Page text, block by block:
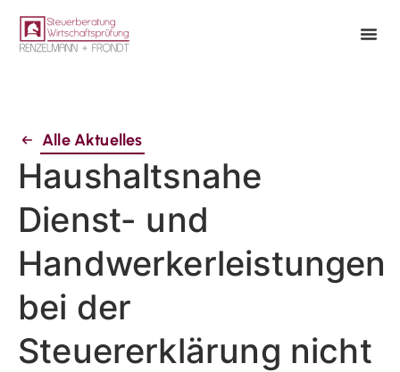
Alle Aktuelles
Haushaltsnahe
Dienst- und
Handwerkerleistungen
bei der
Steuererklärung nicht